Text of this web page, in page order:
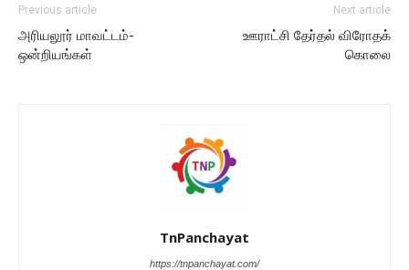
Previous article
அரியலூர் மாவட்டம்-
ஒன்றியங்கள்
Next article
ஊராட்சி தேர்தல் விரோதக்
கொலை
TnPanchayat
https://tnpanchayat.com/